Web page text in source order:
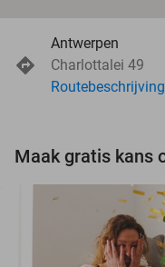
Antwerpen
Charlottalei 49
Routebeschrijving